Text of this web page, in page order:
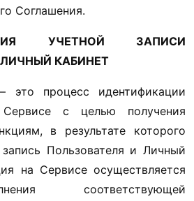
Соглашения.
УЧЕТНОЙ ЗАПИСИ
КАБИНЕТ
это процесс идентификации
Сервисе с целью получения
в результате которого
запись Пользователя и Личный
на Сервисе осуществляется
соответствующей